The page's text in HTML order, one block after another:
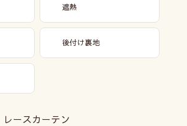
遮熱
後付け裏地
レースカーテン